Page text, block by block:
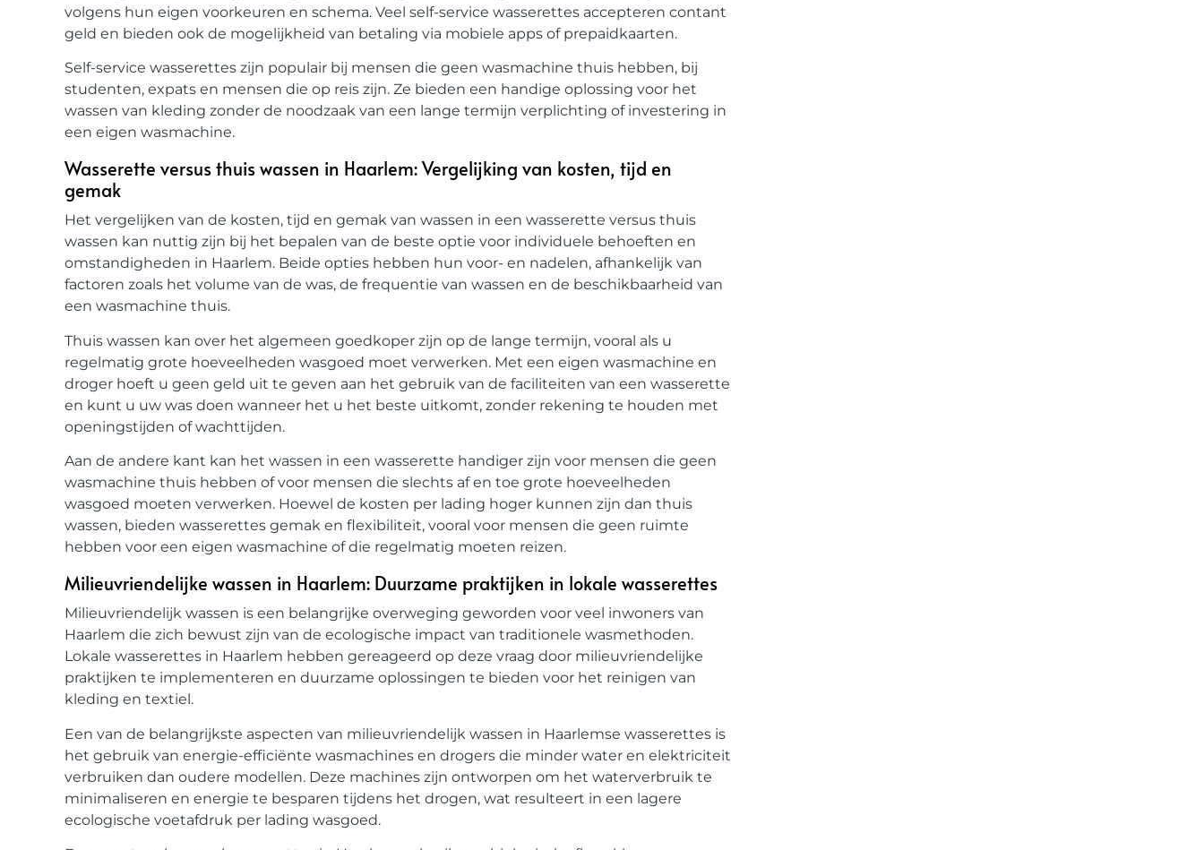
volgens hun eigen voorkeuren en schema. Veel self-service wasserettes accepteren contant
geld en bieden ook de mogelijkheid van betaling via mobiele apps of prepaidkaarten.
Self-service wasserettes zijn populair bij mensen die geen wasmachine thuis hebben, bij
studenten, expats en mensen die op reis zijn. Ze bieden een handige oplossing voor het
wassen van kleding zonder de noodzaak van een lange termijn verplichting of investering in
een eigen wasmachine.
Wasserette versus thuis wassen in Haarlem: Vergelijking van kosten, tijd en
gemak
Het vergelijken van de kosten, tijd en gemak van wassen in een wasserette versus thuis
wassen kan nuttig zijn bij het bepalen van de beste optie voor individuele behoeften en
omstandigheden in Haarlem. Beide opties hebben hun voor- en nadelen, afhankelijk van
factoren zoals het volume van de was, de frequentie van wassen en de beschikbaarheid van
een wasmachine thuis.
Thuis wassen kan over het algemeen goedkoper zijn op de lange termijn, vooral als u
regelmatig grote hoeveelheden wasgoed moet verwerken. Met een eigen wasmachine en
droger hoeft u geen geld uit te geven aan het gebruik van de faciliteiten van een wasserette
en kunt u uw was doen wanneer het u het beste uitkomt, zonder rekening te houden met
openingstijden of wachttijden.
Aan de andere kant kan het wassen in een wasserette handiger zijn voor mensen die geen
wasmachine thuis hebben of voor mensen die slechts af en toe grote hoeveelheden
wasgoed moeten verwerken. Hoewel de kosten per lading hoger kunnen zijn dan thuis
wassen, bieden wasserettes gemak en flexibiliteit, vooral voor mensen die geen ruimte
hebben voor een eigen wasmachine of die regelmatig moeten reizen.
Milieuvriendelijke wassen in Haarlem: Duurzame praktijken in lokale wasserettes
Milieuvriendelijk wassen is een belangrijke overweging geworden voor veel inwoners van
Haarlem die zich bewust zijn van de ecologische impact van traditionele wasmethoden.
Lokale wasserettes in Haarlem hebben gereageerd op deze vraag door milieuvriendelijke
praktijken te implementeren en duurzame oplossingen te bieden voor het reinigen van
kleding en textiel.
Een van de belangrijkste aspecten van milieuvriendelijk wassen in Haarlemse wasserettes is
het gebruik van energie-efficiënte wasmachines en drogers die minder water en elektriciteit
verbruiken dan oudere modellen. Deze machines zijn ontworpen om het waterverbruik te
minimaliseren en energie te besparen tijdens het drogen, wat resulteert in een lagere
ecologische voetafdruk per lading wasgoed.